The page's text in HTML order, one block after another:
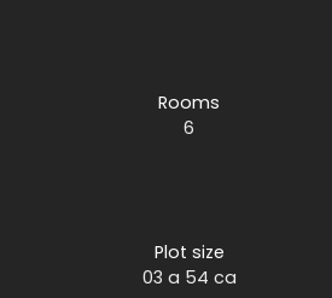
Rooms
6
Plot size
03 a 54 ca